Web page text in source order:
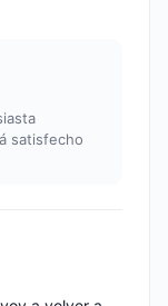
satisfecho